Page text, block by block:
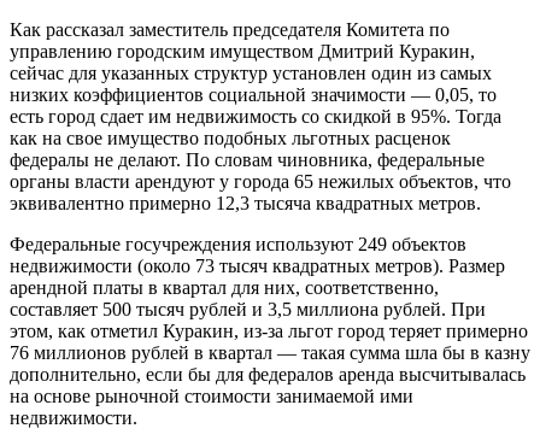
Как рассказал заместитель председателя Комитета по
управлению городским имуществом Дмитрий Куракин,
сейчас для указанных структур установлен один из самых
низких коэффициентов социальной значимости — 0,05, то
есть город сдает им недвижимость со скидкой в 95%. Тогда
как на свое имущество подобных льготных расценок
федералы не делают. По словам чиновника, федеральные
органы власти арендуют у города 65 нежилых объектов, что
эквивалентно примерно 12,3 тысяча квадратных метров.
Федеральные госучреждения используют 249 объектов
недвижимости (около 73 тысяч квадратных метров). Размер
арендной платы в квартал для них, соответственно,
составляет 500 тысяч рублей и 3,5 миллиона рублей. При
этом, как отметил Куракин, из-за льгот город теряет примерно
76 миллионов рублей в квартал — такая сумма шла бы в казну
дополнительно, если бы для федералов аренда высчитывалась
на основе рыночной стоимости занимаемой ими
недвижимости.